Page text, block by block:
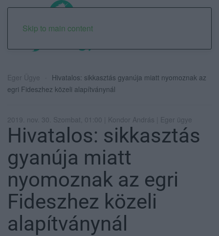
Skip to main content
Eger Ügye
Hivatalos: sikkasztás gyanúja miatt nyomoznak az
egri Fideszhez közeli alapítványnál
2019. nov. 30. Szombat, 01:00 | Kondor András | Eger ügye
Hivatalos: sikkasztás
gyanúja miatt
nyomoznak az egri
Fideszhez közeli
alapítványnál